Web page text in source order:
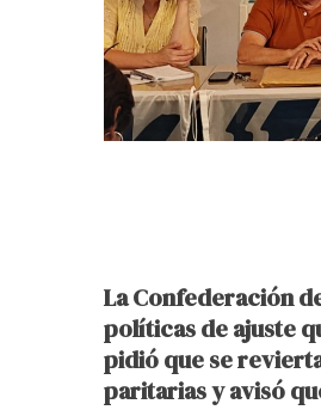
La Confederación
políticas de ajuste
pidió que se
paritarias y avisó